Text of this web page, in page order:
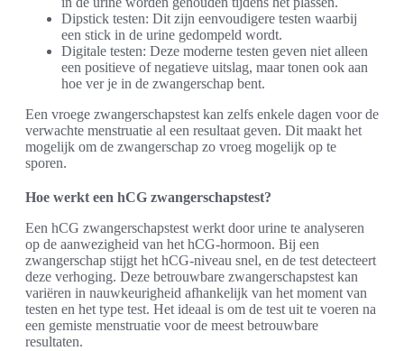
Dipstick testen: Dit zijn eenvoudigere testen waarbij
een stick in de urine gedompeld wordt.
Digitale testen: Deze moderne testen geven niet alleen
een positieve of negatieve uitslag, maar tonen ook aan
hoe ver je in de zwangerschap bent.
Een vroege zwangerschapstest kan zelfs enkele dagen voor de
verwachte menstruatie al een resultaat geven. Dit maakt het
mogelijk om de zwangerschap zo vroeg mogelijk op te
sporen.
Hoe werkt een hCG zwangerschapstest?
Een hCG zwangerschapstest werkt door urine te analyseren
op de aanwezigheid van het hCG-hormoon. Bij een
zwangerschap stijgt het hCG-niveau snel, en de test detecteert
deze verhoging. Deze betrouwbare zwangerschapstest kan
variëren in nauwkeurigheid afhankelijk van het moment van
testen en het type test. Het ideaal is om de test uit te voeren na
een gemiste menstruatie voor de meest betrouwbare
resultaten.